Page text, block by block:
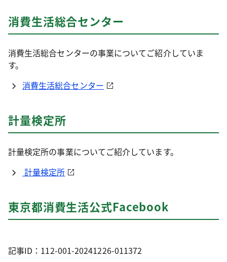
消費生活総合センター
消費生活総合センターの事業についてご紹介していま
す。
消費生活総合センター
計量検定所
計量検定所の事業についてご紹介しています。
計量検定所
東京都消費生活公式Facebook
記事ID：112-001-20241226-011372